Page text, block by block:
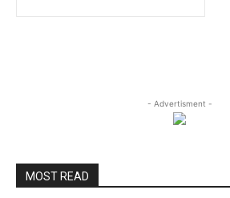
- Advertisment -
MOST READ